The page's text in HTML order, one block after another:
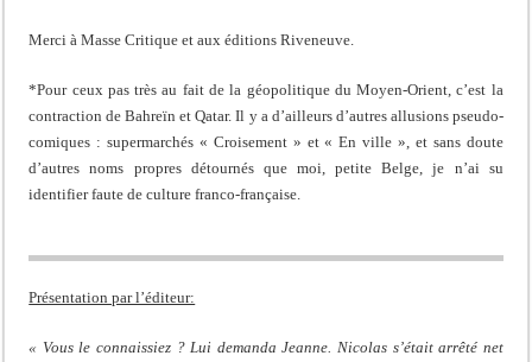
Merci à Masse Critique et aux éditions Riveneuve.
*Pour ceux pas très au fait de la géopolitique du Moyen-Orient, c’est la
contraction de Bahreïn et Qatar. Il y a d’ailleurs d’autres allusions pseudo-
comiques : supermarchés « Croisement » et « En ville », et sans doute
d’autres noms propres détournés que moi, petite Belge, je n’ai su
identifier faute de culture franco-française.
Présentation par l’éditeur:
« Vous le connaissiez ? Lui demanda Jeanne. Nicolas s’était arrêté net